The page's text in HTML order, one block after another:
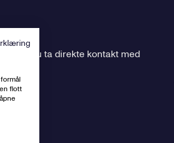
, kan du ta direkte kontakt med
flott